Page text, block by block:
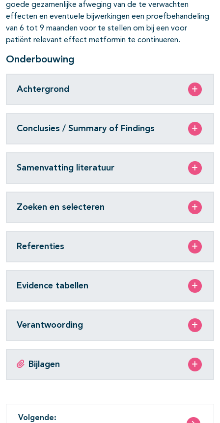
goede gezamenlijke afweging van de te verwachten
effecten en eventuele bijwerkingen een proefbehandeling
van 6 tot 9 maanden voor te stellen om bij een voor
patiënt relevant effect metformin te continueren.
Onderbouwing
Achtergrond
Conclusies / Summary of Findings
Samenvatting literatuur
Zoeken en selecteren
Referenties
Evidence tabellen
Verantwoording
Bijlagen
Volgende: